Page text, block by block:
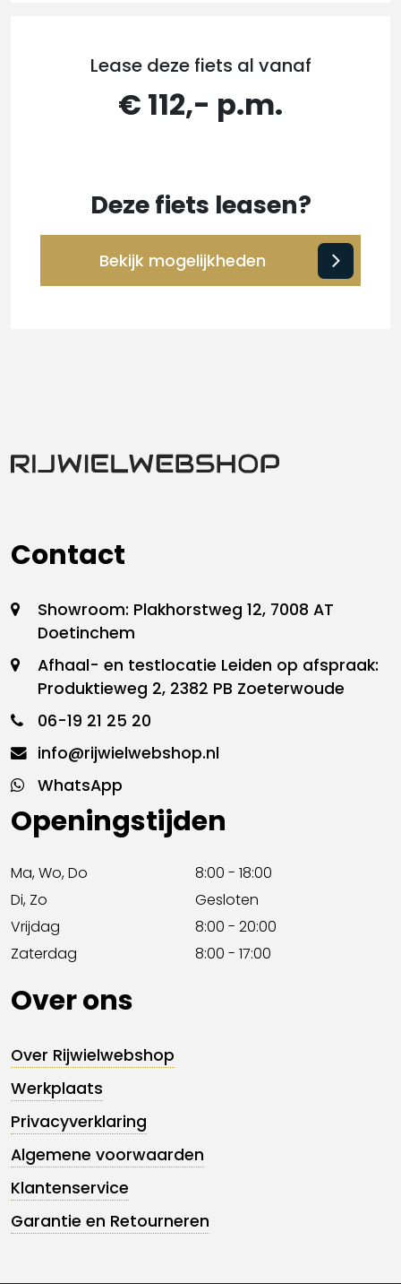
Lease deze fiets al vanaf
€ 112,- p.m.
Deze fiets leasen?
Bekijk mogelijkheden
Contact
Showroom: Plakhorstweg 12, 7008 AT
Doetinchem
Afhaal- en testlocatie Leiden op afspraak:
Produktieweg 2, 2382 PB Zoeterwoude
06-19 21 25 20
info@rijwielwebshop.nl
WhatsApp
Openingstijden
Ma, Wo, Do
8:00 - 18:00
Di, Zo
Gesloten
Vrijdag
8:00 - 20:00
Zaterdag
8:00 - 17:00
Over ons
Over Rijwielwebshop
Werkplaats
Privacyverklaring
Algemene voorwaarden
Klantenservice
Garantie en Retourneren